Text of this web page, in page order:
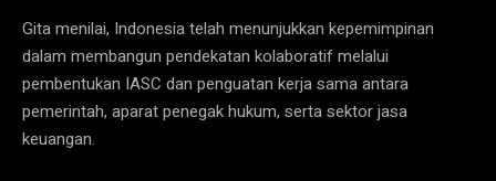
Gita menilai, Indonesia telah menunjukkan kepemimpinan
dalam membangun pendekatan kolaboratif melalui
pembentukan IASC dan penguatan kerja sama antara
pemerintah, aparat penegak hukum, serta sektor jasa
keuangan.